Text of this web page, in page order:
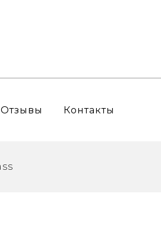
Отзывы Контакты